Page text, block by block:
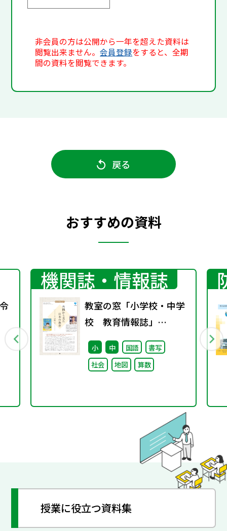
非会員の方は公開から一年を超えた資料は
閲覧出来ません。会員登録をすると、全期
間の資料を閲覧できます。
戻る
おすすめの資料
機関誌・情報誌
教室の窓「小学校・中学
校 教育情報誌」
vol.76 2025年9月発行
小 中 国語
書写
社会
地図 算数
授業に役立つ資料集